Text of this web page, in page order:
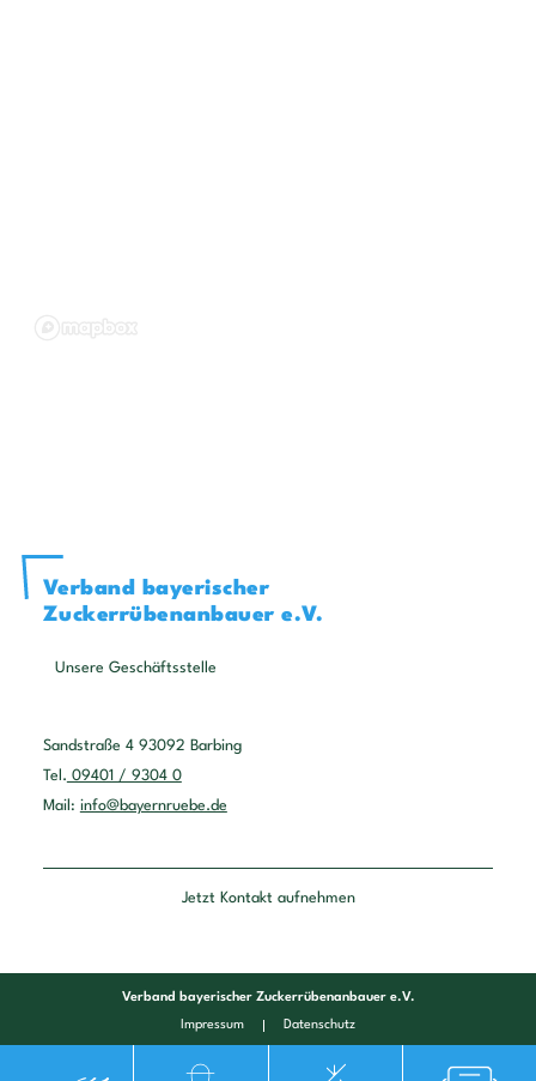
Verband bayerischer
Zuckerrübenanbauer e.V.
Unsere Geschäftsstelle
Sandstraße 4 93092 Barbing
Tel. 09401 / 9304 0
Mail: info@bayernruebe.de
Jetzt Kontakt aufnehmen
Verband bayerischer Zuckerrübenanbauer e.V.
Impressum Datenschutz